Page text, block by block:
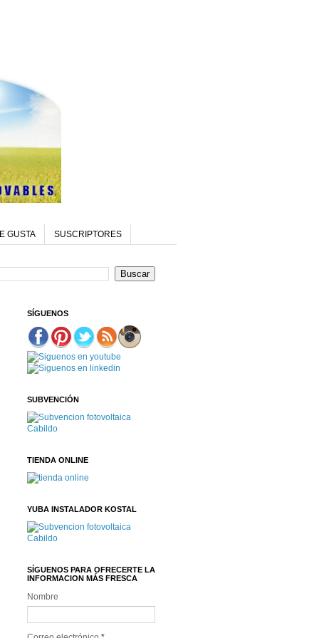
GUSTA SUSCRIPTORES
SÍGUENOS
SUBVENCIÓN
TIENDA ONLINE
YUBA INSTALADOR KOSTAL
SÍGUENOS PARA OFRECERTE LA
INFORMACION MÁS FRESCA
Nombre